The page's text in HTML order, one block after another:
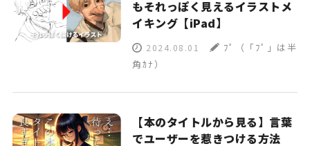
もそれっぽく見えるイラストメ
イキング【iPad】
2024.08.01
ﾌﾟ（「ﾌﾟ」は半
角ｶﾅ）
【本のタイトルから見る】言葉
でユーザーを惹きつける方法